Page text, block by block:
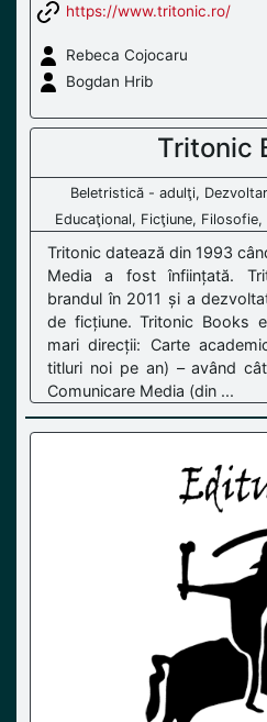
https://www.tritonic.ro/
Rebeca Cojocaru
Bogdan Hrib
Tritonic
Beletristică - adulţi,
Educaţional, Ficţiune,
Tritonic datează din 1993
Media a fost înființată.
brandul în 2011 și a
de ficțiune. Tritonic Books
mari direcții: Carte
titluri noi pe an) – având
Comunicare Media (din ...